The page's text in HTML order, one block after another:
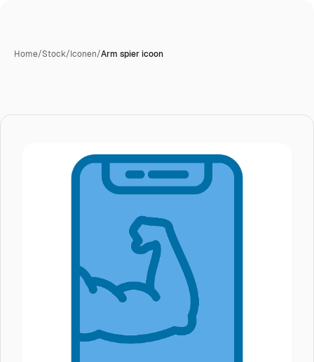
Home/Stock/Iconen/Arm spier icoon